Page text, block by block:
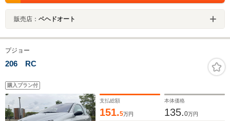
販売店： ベヘドオート
プジョー
206 RC
購入プラン付
支払総額
151.5万円
本体価格
135.0万円